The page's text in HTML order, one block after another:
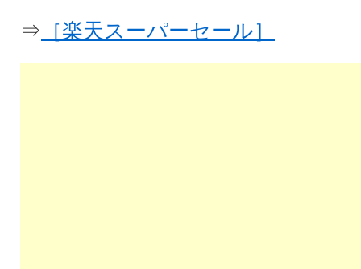
⇒ ［楽天スーパーセール］